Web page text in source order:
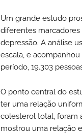
Um grande estudo
diferentes
depressão. A análise
escala, e acompanhou
período, 19.303
O ponto central do
ter uma relação
colesterol total, foram
mostrou uma relação